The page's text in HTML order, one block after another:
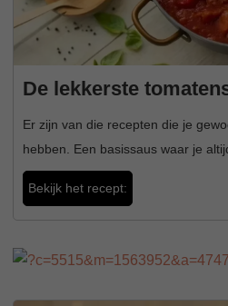
De lekkerste
Er zijn van die recepten die je
hebben. Een basissaus waar je
Bekijk het recept: